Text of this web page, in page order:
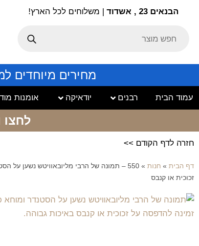
הבנאים 23 , אשדוד | משלוחים לכל הארץ!
מחירים מיוחדים
עמוד הבית רבנים יודאיקה אומנות
לחצו
חזרה לדף הקודם >>
דף הבית » חנות »
550 – תמונה של הרבי מליובאוויטש נשען על
זכוכית או קנבס